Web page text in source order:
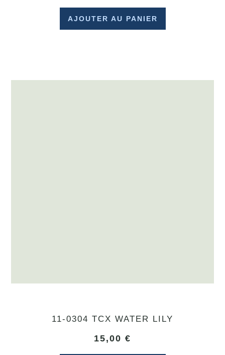
AJOUTER AU PANIER
11-0304 TCX WATER LILY
15,00 €